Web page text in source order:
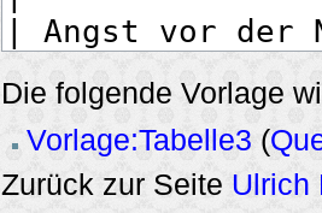
Die folgende Vorlage
Vorlage:Tabelle3 (
Zurück zur Seite Ulrich